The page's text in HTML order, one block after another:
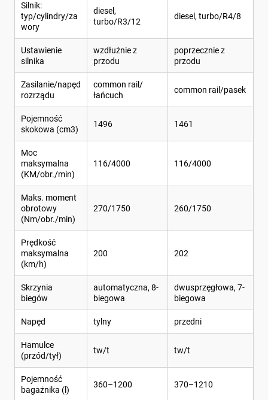
Silnik:
typ/cylindry/za
wory
diesel,
turbo/R3/12
diesel, turbo/R4/8
Ustawienie
silnika
wzdłużnie z
przodu
poprzecznie z
przodu
Zasilanie/napęd
rozrządu
common rail/
łańcuch
common rail/pasek
Pojemność
skokowa (cm3)
1496 1461
Moc
maksymalna
(KM/obr./min)
116/4000 116/4000
Maks. moment
obrotowy
(Nm/obr./min)
270/1750 260/1750
Prędkość
maksymalna
(km/h)
200 202
Skrzynia
biegów
automatyczna, 8-
biegowa
dwusprzęgłowa, 7-
biegowa
Napęd tylny przedni
Hamulce
(przód/tył)
tw/t tw/t
Pojemność
bagażnika (l)
360–1200 370–1210